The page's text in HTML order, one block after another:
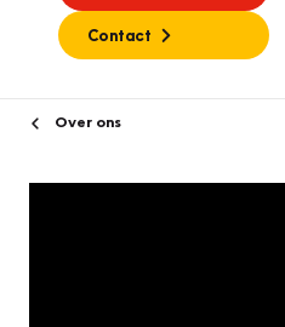
Contact
Over ons